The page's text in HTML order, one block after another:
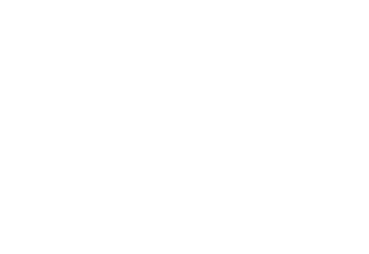
つくる 人と組織を動かす(200)
米
高